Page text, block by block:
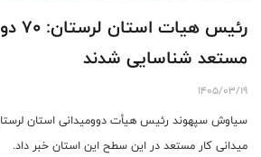
مستعد شناسایی شدند
1405/03/19
میدانی کار مستعد در این سطح این استان خبر داد.